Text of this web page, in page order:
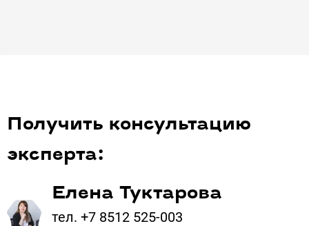
Получить консультацию
эксперта:
Елена Туктарова
тел. +7 8512 525-003